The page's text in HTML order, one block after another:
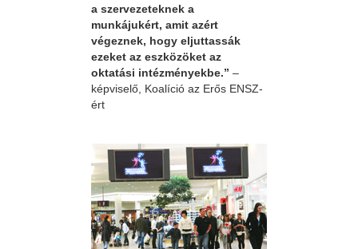
a szervezeteknek a
munkájukért, amit azért
végeznek, hogy eljuttassák
ezeket az eszközöket az
oktatási intézményekbe.” –
képviselő, Koalíció az Erős ENSZ-
ért